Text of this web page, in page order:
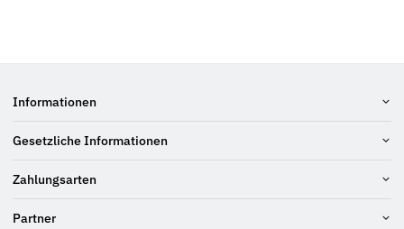
Informationen
Gesetzliche Informationen
Zahlungsarten
Partner